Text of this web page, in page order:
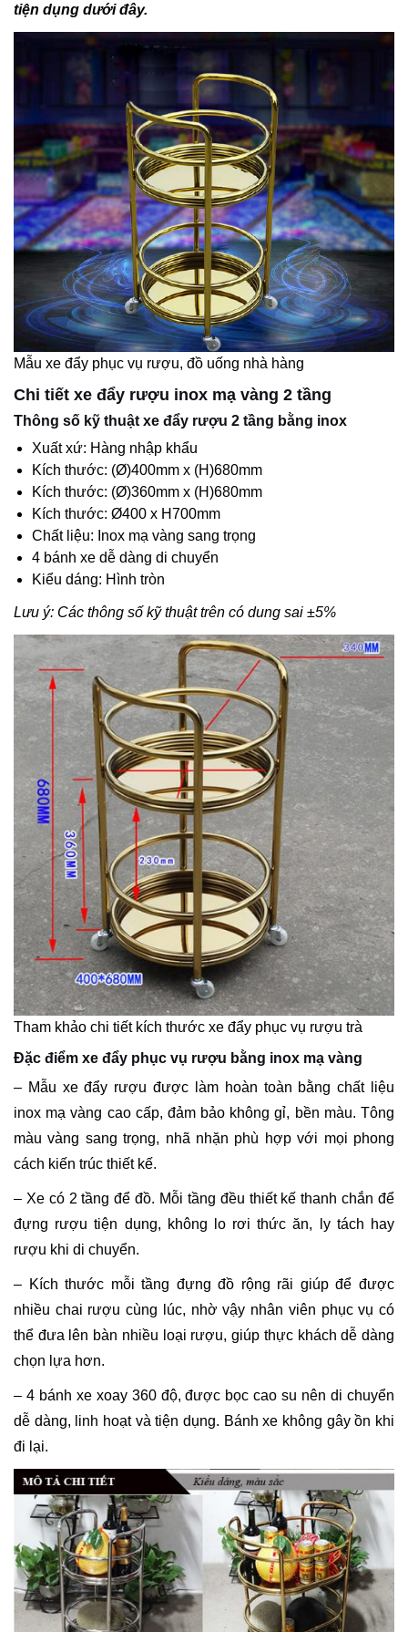
tiện dụng dưới đây.
Mẫu xe đẩy phục vụ rượu, đồ uống nhà hàng
Chi tiết xe đẩy rượu inox mạ vàng 2 tầng
Thông số kỹ thuật xe đẩy rượu 2 tầng bằng inox
Xuất xứ: Hàng nhập khẩu
Kích thước: (Ø)400mm x (H)680mm
Kích thước: (Ø)360mm x (H)680mm
Kích thước: Ø400 x H700mm
Chất liệu: Inox mạ vàng sang trọng
4 bánh xe dễ dàng di chuyển
Kiểu dáng: Hình tròn
Lưu ý: Các thông số kỹ thuật trên có dung sai ±5%
Tham khảo chi tiết kích thước xe đẩy phục vụ rượu trà
Đặc điểm xe đẩy phục vụ rượu bằng inox mạ vàng
– Mẫu xe đẩy rượu được làm hoàn toàn bằng chất liệu
inox mạ vàng cao cấp, đảm bảo không gỉ, bền màu. Tông
màu vàng sang trọng, nhã nhặn phù hợp với mọi phong
cách kiến trúc thiết kế.
– Xe có 2 tầng để đồ. Mỗi tầng đều thiết kế thanh chắn để
đựng rượu tiện dụng, không lo rơi thức ăn, ly tách hay
rượu khi di chuyển.
– Kích thước mỗi tầng đựng đồ rộng rãi giúp để được
nhiều chai rượu cùng lúc, nhờ vậy nhân viên phục vụ có
thể đưa lên bàn nhiều loại rượu, giúp thực khách dễ dàng
chọn lựa hơn.
– 4 bánh xe xoay 360 độ, được bọc cao su nên di chuyển
dễ dàng, linh hoạt và tiện dụng. Bánh xe không gây ồn khi
đi lại.